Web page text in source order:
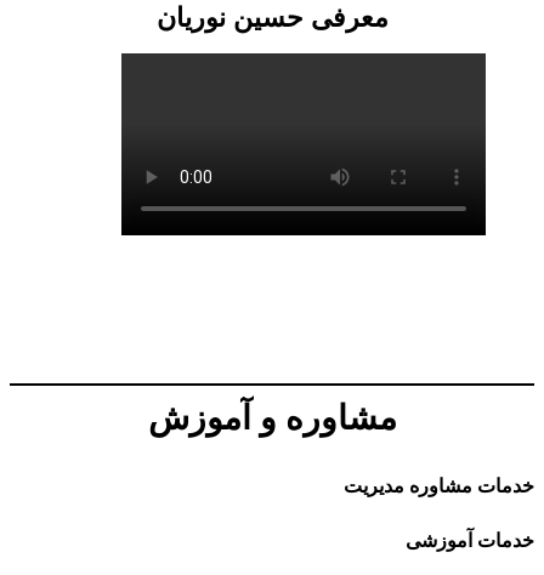
معرفی حسین نوریان
مشاوره و آموزش
خدمات مشاوره مدیریت
خدمات آموزشی